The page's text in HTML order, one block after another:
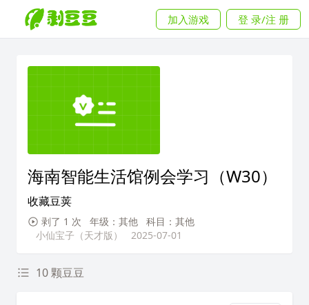
加入游戏 登 录/注 册
海南智能生活馆例会学习（W30）
收藏豆荚
剥了 1 次 年级：其他
科目：其他
小仙宝子（天才版）
2025-07-01
10 颗豆豆